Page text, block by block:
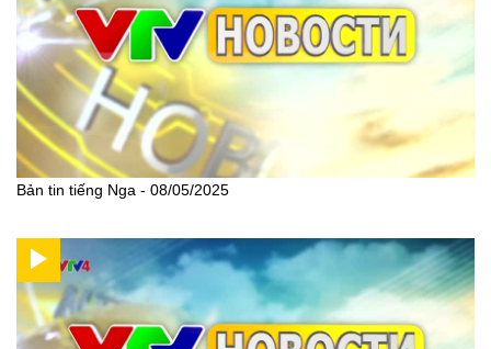
Bản tin tiếng Nga - 08/05/2025